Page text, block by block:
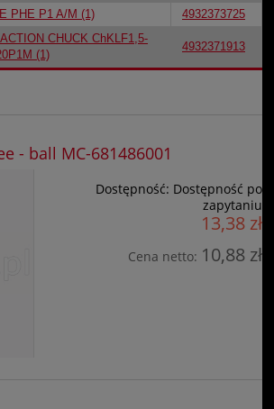
PHE P1 A/M (1) 4932373725
CHUCK ChKLF1,5-
(1)
4932371913
- ball MC-681486001
Dostępność: Dostępność po
zapytaniu
13,38 zł
Cena netto: 10,88 zł